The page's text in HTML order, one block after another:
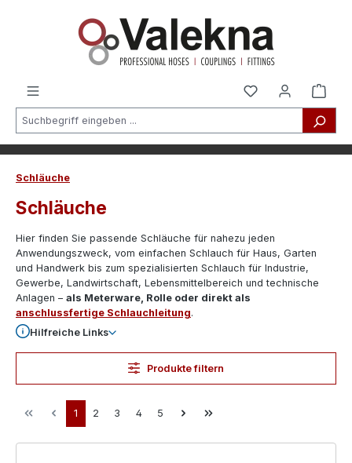
Schläuche
Schläuche
Hier finden Sie passende Schläuche für nahezu jeden
Anwendungszweck, vom einfachen Schlauch für Haus, Garten
und Handwerk bis zum spezialisierten Schlauch für Industrie,
Gewerbe, Landwirtschaft, Lebensmittelbereich und technische
Anlagen – als Meterware, Rolle oder direkt als
anschlussfertige Schlauchleitung.
Hilfreiche Links
Produkte filtern
Seite
1 Seite
2 Seite
3 Seite
4 Seite
5